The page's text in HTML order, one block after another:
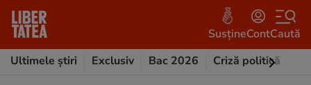
SusțineContCaută
Ultimele știri
Exclusiv Bac 2026 Criză politică